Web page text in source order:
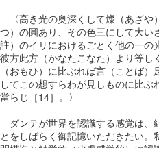
〈高き光の奥深くして燦（あざや
つ）の圓あり、その色三にして大い
註）のイリにおけるごとく他の一
彼方此方（かなたこなた）より等
（おもひ）に比ぶれば言（ことば
してこの想すらわが見しものに比
當らじ［14］。〉
ダンテが世界を認識する感覚は、
とをしばらく御記憶いただきたい